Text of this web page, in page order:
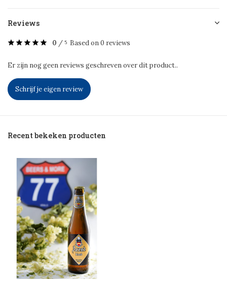
Reviews
0 / 5 Based on 0 reviews
Er zijn nog geen reviews geschreven over dit product..
Schrijf je eigen review
Recent bekeken producten